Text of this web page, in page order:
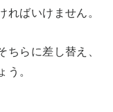
ればいけません。
ちらに差し替え、
う。